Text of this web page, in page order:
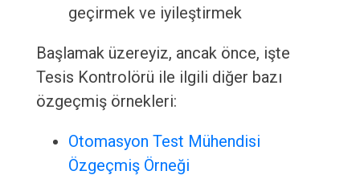
geçirmek ve iyileştirmek
Başlamak üzereyiz, ancak önce, işte
Tesis Kontrolörü ile ilgili diğer bazı
özgeçmiş örnekleri:
Otomasyon Test Mühendisi
Özgeçmiş Örneği